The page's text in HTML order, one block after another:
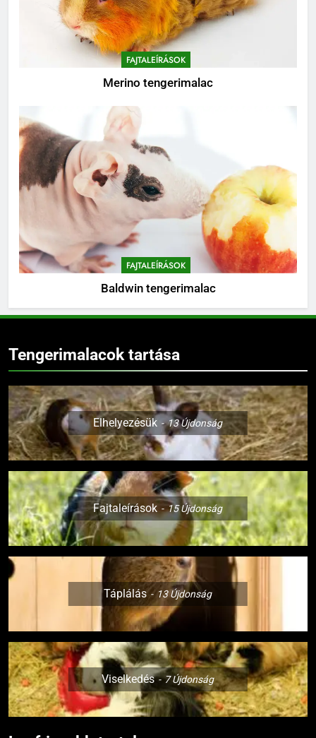
FAJTALEÍRÁSOK
Merino tengerimalac
FAJTALEÍRÁSOK
Baldwin tengerimalac
Tengerimalacok tartása
Elhelyezésük 13Újdonság
Fajtaleírások 15Újdonság
Táplálás 13Újdonság
Viselkedés 7Újdonság